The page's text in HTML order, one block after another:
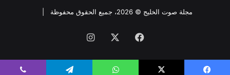
مجلة صوت الخليج © 2026، جميع الحقوق محفوظة |
فيسبوك انستقرام